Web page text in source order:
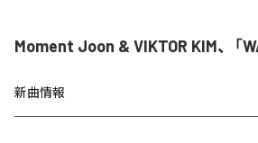
Moment Joon & VIKTOR KIM、「
新曲情報